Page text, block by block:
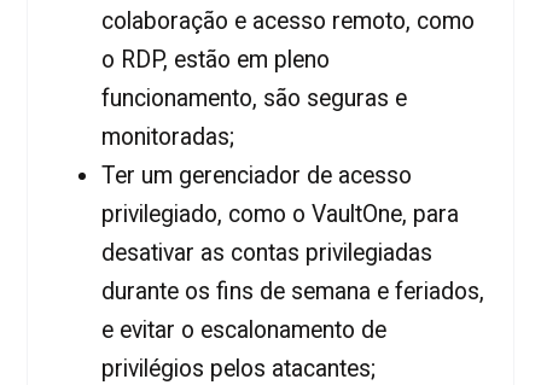
colaboração e acesso remoto, como
o RDP, estão em pleno
funcionamento, são seguras e
monitoradas;
Ter um gerenciador de acesso
privilegiado, como o VaultOne, para
desativar as contas privilegiadas
durante os fins de semana e feriados,
e evitar o escalonamento de
privilégios pelos atacantes;